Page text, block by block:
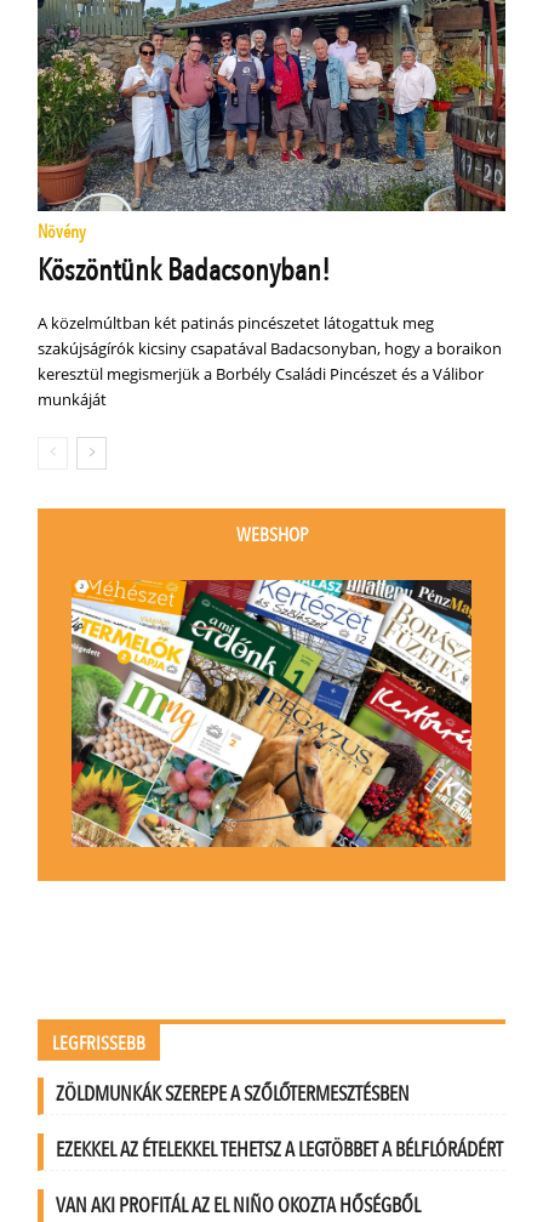
Növény
Köszöntünk Badacsonyban!
A közelmúltban két patinás pincészetet látogattuk meg
szakújságírók kicsiny csapatával Badacsonyban, hogy a boraikon
keresztül megismerjük a Borbély Családi Pincészet és a Válibor
munkáját
WEBSHOP
LEGFRISSEBB
ZÖLDMUNKÁK SZEREPE A SZŐLŐTERMESZTÉSBEN
EZEKKEL AZ ÉTELEKKEL TEHETSZ A LEGTÖBBET A BÉLFLÓRÁDÉRT
VAN AKI PROFITÁL AZ EL NIÑO OKOZTA HŐSÉGBŐL